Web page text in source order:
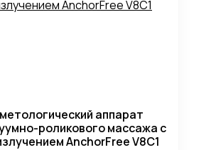
аппарат
роликового массажа с
AnchorFree V8C1